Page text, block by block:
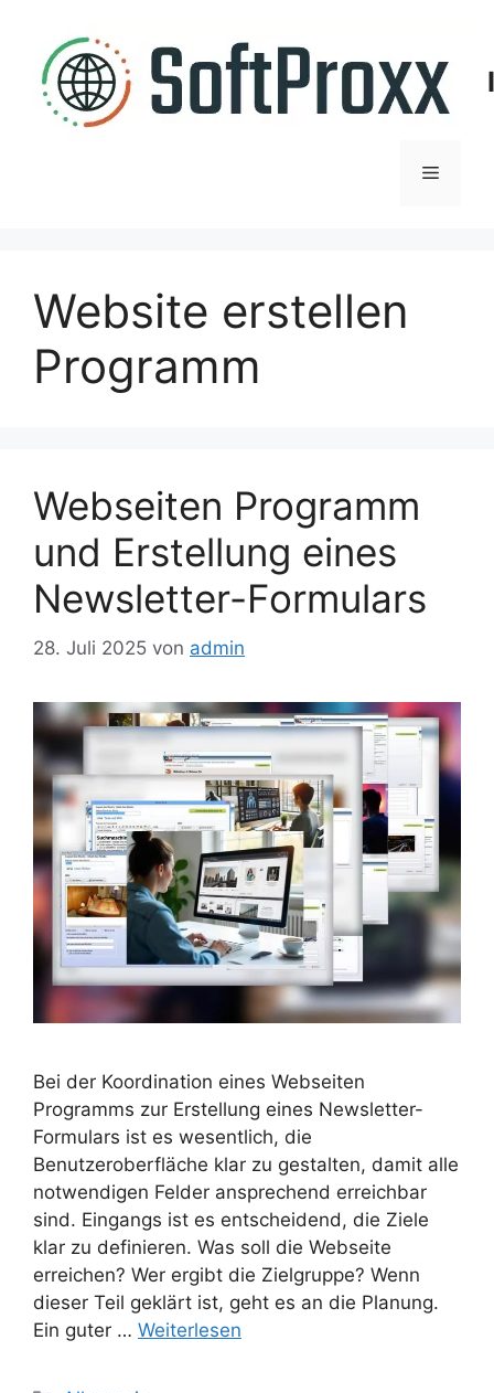
springen
Menü
Website erstellen
Programm
Webseiten Programm
und Erstellung eines
Newsletter-Formulars
28. Juli 2025 von admin
Bei der Koordination eines Webseiten
Programms zur Erstellung eines Newsletter-
Formulars ist es wesentlich, die
Benutzeroberfläche klar zu gestalten, damit alle
notwendigen Felder ansprechend erreichbar
sind. Eingangs ist es entscheidend, die Ziele
klar zu definieren. Was soll die Webseite
erreichen? Wer ergibt die Zielgruppe? Wenn
dieser Teil geklärt ist, geht es an die Planung.
Ein guter … Weiterlesen